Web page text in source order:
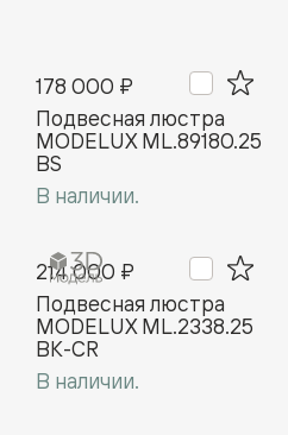
178 000 ₽
Подвесная люстра
MODELUX ML.89180.25
BS
В наличии.
214 000 ₽
Подвесная люстра
MODELUX ML.2338.25
BK-CR
В наличии.